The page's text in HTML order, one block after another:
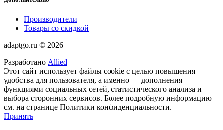
Производители
Товары со скидкой
adaptgo.ru © 2026
Разработано Allied
Этот сайт использует файлы cookie с целью повышения
удобства для пользователя, а именно — дополнения
функциями социальных сетей, статистического анализа и
выбора сторонних сервисов. Более подробную информацию
см. на странице Политики конфиденциальности.
Принять